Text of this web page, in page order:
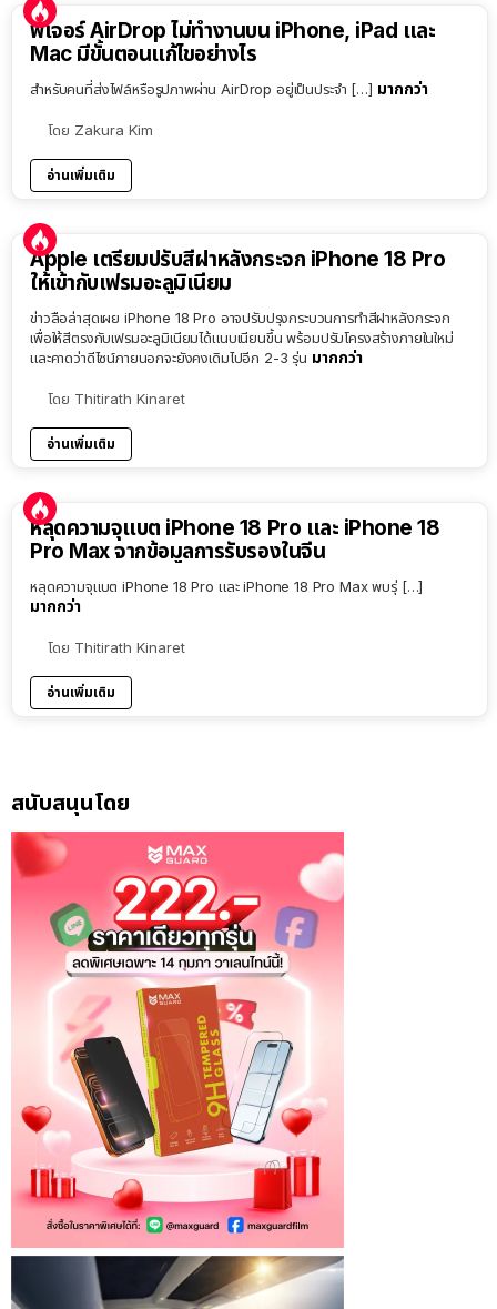
ฟีเจอร์ AirDrop ไม่ทำงานบน iPhone, iPad และ
Mac มีขั้นตอนแก้ไขอย่างไร
สำหรับคนที่ส่งไฟล์หรือรูปภาพผ่าน AirDrop อยู่เป็นประจำ […] มากกว่า
โดย Zakura Kim
อ่านเพิ่มเติม
Apple เตรียมปรับสีฝาหลังกระจก iPhone 18 Pro
ให้เข้ากับเฟรมอะลูมิเนียม
ข่าวลือล่าสุดเผย iPhone 18 Pro อาจปรับปรุงกระบวนการทำสีฝาหลังกระจก
เพื่อให้สีตรงกับเฟรมอะลูมิเนียมได้แนบเนียนขึ้น พร้อมปรับโครงสร้างภายในใหม่
และคาดว่าดีไซน์ภายนอกจะยังคงเดิมไปอีก 2-3 รุ่น มากกว่า
โดย Thitirath Kinaret
อ่านเพิ่มเติม
หลุดความจุแบต iPhone 18 Pro และ iPhone 18
Pro Max จากข้อมูลการรับรองในจีน
หลุดความจุแบต iPhone 18 Pro และ iPhone 18 Pro Max พบรุ่ […]
มากกว่า
โดย Thitirath Kinaret
อ่านเพิ่มเติม
สนับสนุนโดย